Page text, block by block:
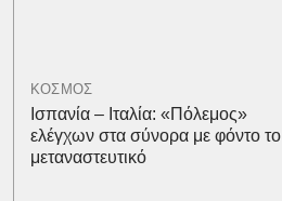
ΚΟΣΜΟΣ
Ισπανία – Ιταλία: «Πόλεμος»
ελέγχων στα σύνορα με φόντο το
μεταναστευτικό